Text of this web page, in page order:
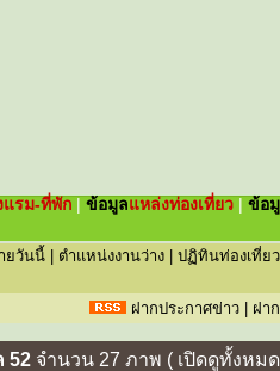
แรม-ที่พัก | ข้อมูลแหล่งท่องเที่ยว | ข้อ
ยวันนี้ ตำแหน่งงานว่าง ปฏิทินท่องเที่ยว
ฝากประกาศข่าว| ฝา
52 จำนวน 27 ภาพ ( เปิดดูทั้งหม